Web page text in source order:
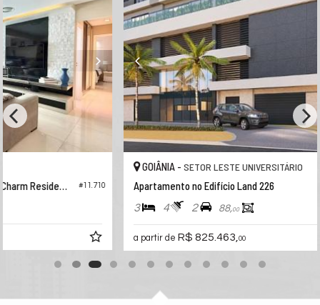
#10.409
SETOR LESTE UNIVERSITÁRIO
Apartamento no Edifício Land 226
88,00
R$ 825.463, 00